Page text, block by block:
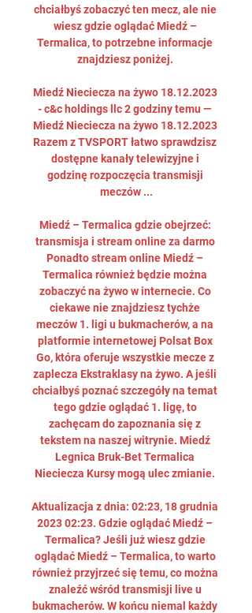
chciałbyś zobaczyć ten mecz, ale nie
wiesz gdzie oglądać Miedź –
Termalica, to potrzebne informacje
znajdziesz poniżej.
Miedź Nieciecza na żywo 18.12.2023
- c&c holdings llc 2 godziny temu —
Miedź Nieciecza na żywo 18.12.2023
Razem z TVSPORT łatwo sprawdzisz
dostępne kanały telewizyjne i
godzinę rozpoczęcia transmisji
meczów ...
Miedź – Termalica gdzie obejrzeć:
transmisja i stream online za darmo
Ponadto stream online Miedź –
Termalica również będzie można
zobaczyć na żywo w internecie. Co
ciekawe nie znajdziesz tychże
meczów 1. ligi u bukmacherów, a na
platformie internetowej Polsat Box
Go, która oferuje wszystkie mecze z
zaplecza Ekstraklasy na żywo. A jeśli
chciałbyś poznać szczegóły na temat
tego gdzie oglądać 1. ligę, to
zachęcam do zapoznania się z
tekstem na naszej witrynie. Miedź
Legnica Bruk-Bet Termalica
Nieciecza Kursy mogą ulec zmianie.
Aktualizacja z dnia: 02:23, 18 grudnia
2023 02:23. Gdzie oglądać Miedź –
Termalica? Jeśli już wiesz gdzie
oglądać Miedź – Termalica, to warto
również przyjrzeć się temu, co można
znaleźć wśród transmisji live u
bukmacherów. W końcu niemal każdy